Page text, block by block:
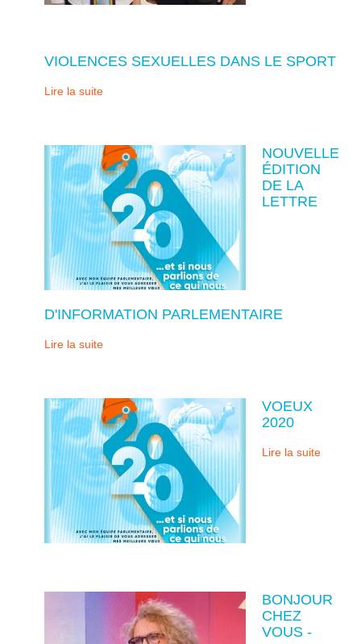
VIOLENCES SEXUELLES DANS LE SPORT
Lire la suite
NOUVELLE
ÉDITION
DE LA
LETTRE
D'INFORMATION PARLEMENTAIRE
Lire la suite
VOEUX
2020
Lire la suite
BONJOUR
CHEZ
VOUS -